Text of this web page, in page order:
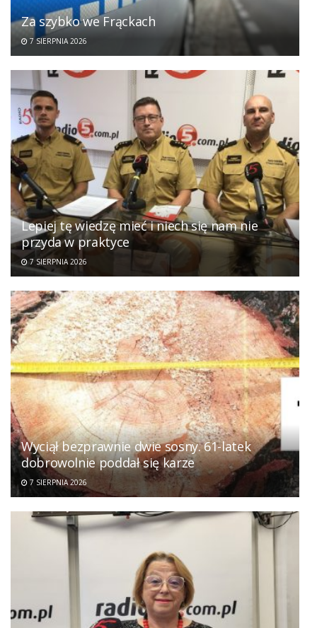
Za szybko we Frąckach
7 SIERPNIA 2026
Lepiej tę wiedzę mieć i niech się nam nie
przyda w praktyce
7 SIERPNIA 2026
Wyciął bezprawnie dwie sosny. 61-latek
dobrowolnie poddał się karze
7 SIERPNIA 2026